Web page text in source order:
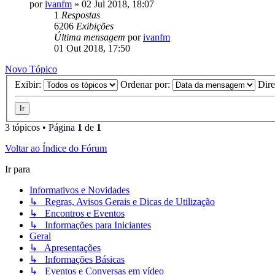
porivanfm » 02 Jul 2018, 18:07
1 Respostas
6206 Exibições
Última mensagem porivanfm
01 Out 2018, 17:50
Novo Tópico
Exibir:
Ordenar por:
3 tópicos • Página 1 de 1
Voltar ao Índice do Fórum
Ir para
Informativos e Novidades
↳ Regras, Avisos Gerais e Dicas de Utilização
↳ Encontros e Eventos
↳ Informações para Iniciantes
Geral
↳ Apresentações
↳ Informações Básicas
↳ Eventos e Conversas em vídeo